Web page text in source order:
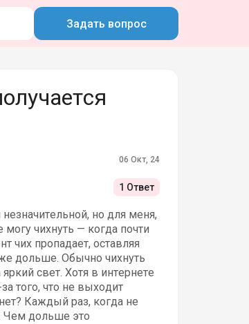
Задать вопрос
06 Окт, 24
1 Ответ
но для меня,
чихнуть — когда почти
чих пропадает, оставляя
дольше. Обычно чихнуть
свет. Хотя в интернете
того, что не выходит
Каждый раз, когда не
Чем дольше это